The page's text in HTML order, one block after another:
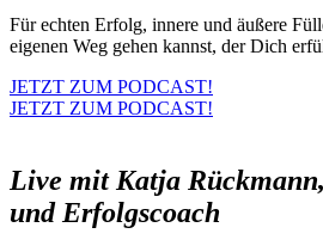
Für echten Erfolg, innere und äußere
eigenen Weg gehen kannst, der Dich
JETZT ZUM PODCAST!
JETZT ZUM PODCAST!
Live mit Katja
und Erfolgscoach